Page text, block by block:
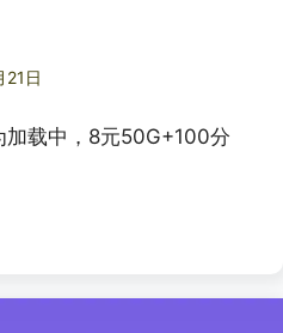
21日
加载中，8元50G+100分